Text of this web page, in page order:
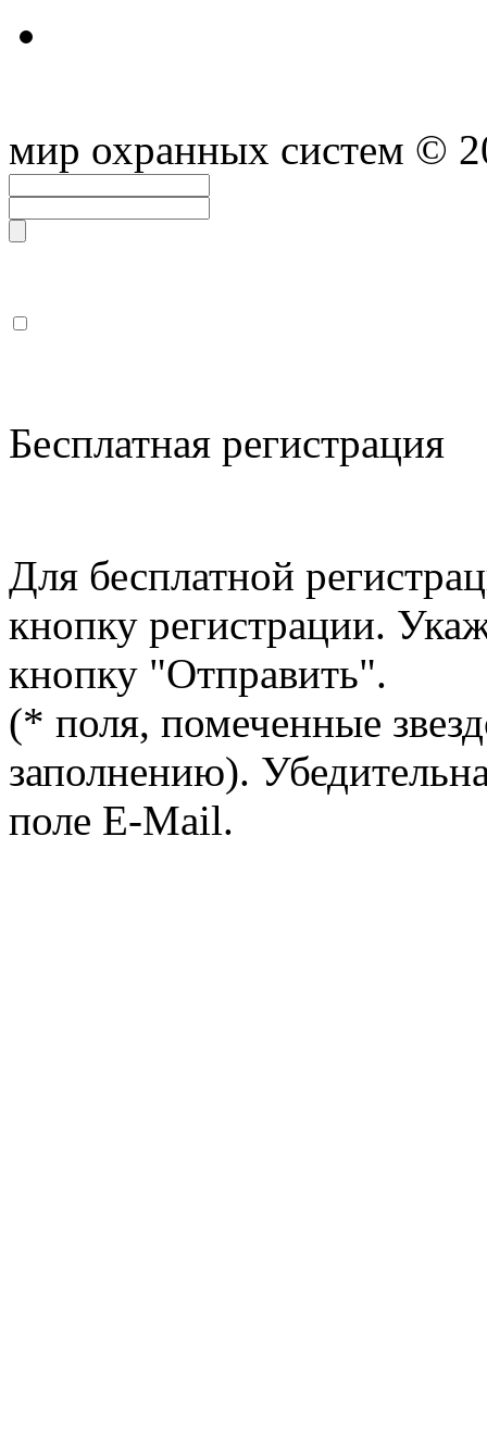
мир охранных систем ©
Бесплатная регистрация
Для бесплатной
кнопку регистрации.
кнопку "Отправить".
(* поля, помеченные
заполнению).
поле E-Mail.